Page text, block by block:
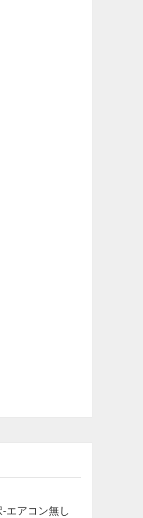
エアコン無し